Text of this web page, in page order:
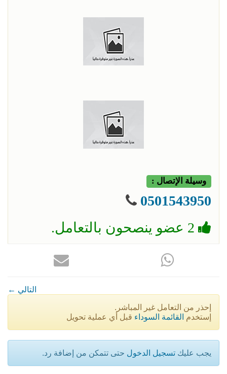
وسيلة الإتصال :
0501543950
← التالي
إحذر من التعامل غير المباشر.
إستخدم القائمة السوداء قبل أي عملية تحويل
يجب عليك تسجيل الدخول حتى تتمكن من إضافة رد.